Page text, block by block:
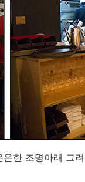
한 조명아래 그